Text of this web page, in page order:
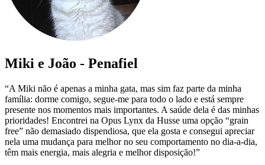
Miki e João - Penafiel
“A Miki não é apenas a minha gata, mas sim faz parte da minha
família: dorme comigo, segue-me para todo o lado e está sempre
presente nos momentos mais importantes. A saúde dela é das minhas
prioridades! Encontrei na Opus Lynx da Husse uma opção “grain
free” não demasiado dispendiosa, que ela gosta e consegui apreciar
nela uma mudança para melhor no seu comportamento no dia-a-dia,
têm mais energia, mais alegria e melhor disposição!”